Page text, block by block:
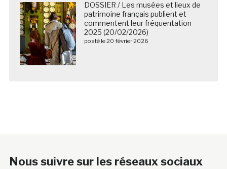
DOSSIER / Les musées et lieux de
patrimoine français publient et
commentent leur fréquentation
2025 (20/02/2026)
posté le 20 février 2026
Nous suivre sur les réseaux sociaux